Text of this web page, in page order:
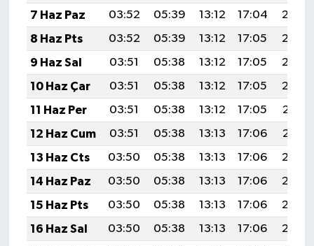
7 Haz Paz
03:52 05:39 13:12 17:04
20:35
8 Haz Pts
03:52 05:39 13:12 17:05
20:35
9 Haz Sal
03:51 05:38 13:12 17:05
20:36
10 Haz Çar
03:51 05:38 13:12 17:05
20:36
11 Haz Per
03:51 05:38 13:12 17:05
20:37
12 Haz Cum
03:51 05:38 13:13 17:06
20:37
13 Haz Cts
03:50 05:38 13:13 17:06
20:38
14 Haz Paz
03:50 05:38 13:13 17:06
20:38
15 Haz Pts
03:50 05:38 13:13 17:06
20:38
16 Haz Sal
03:50 05:38 13:13 17:06
20:39